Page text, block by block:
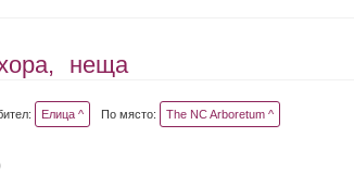
неща
Елица ^ По място: The NC Arboretum ^